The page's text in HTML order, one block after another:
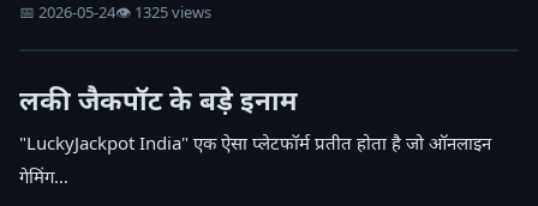
📅 2026-05-24👁 1325 views
लकी जैकपॉट के बड़े इनाम
"LuckyJackpot India" एक ऐसा प्लेटफॉर्म प्रतीत होता है जो ऑनलाइन
गेमिंग…